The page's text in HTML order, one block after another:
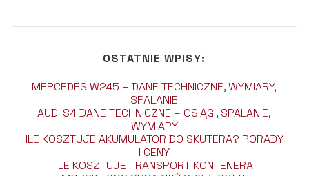
OSTATNIE WPISY:
MERCEDES W245 – DANE TECHNICZNE, WYMIARY,
SPALANIE
AUDI S4 DANE TECHNICZNE – OSIĄGI, SPALANIE,
WYMIARY
ILE KOSZTUJE AKUMULATOR DO SKUTERA? PORADY
I CENY
ILE KOSZTUJE TRANSPORT KONTENERA